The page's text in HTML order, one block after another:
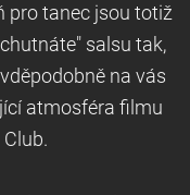
pro tanec jsou totiž
salsu tak,
na vás
atmosféra filmu